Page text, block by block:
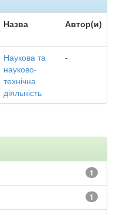
Назва Автор(и)
Наукова та
науково-
технічна
діяльність
-
1
1